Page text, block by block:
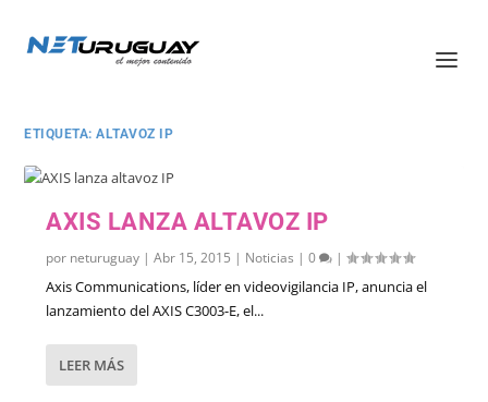
ETIQUETA:ALTAVOZ IP
AXIS LANZA ALTAVOZ IP
por neturuguay |Abr 15, 2015 | Noticias |0 |
Axis Communications, líder en videovigilancia IP, anuncia el
lanzamiento del AXIS C3003-E, el...
LEER MÁS